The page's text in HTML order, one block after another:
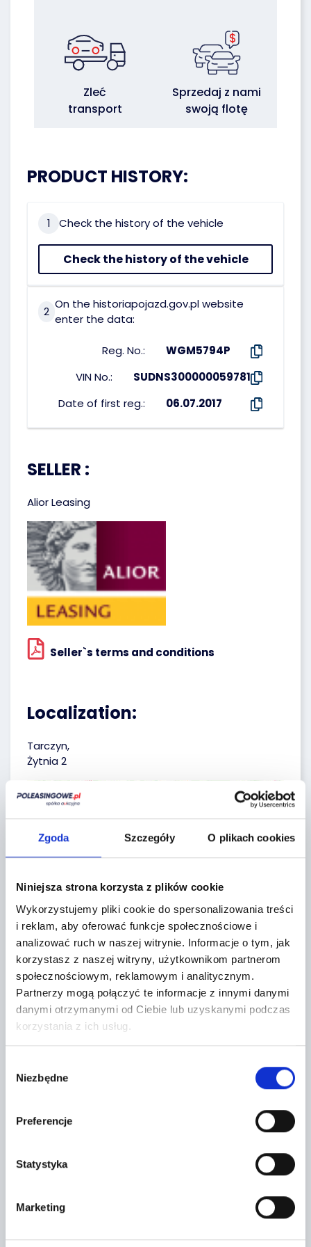
Zgoda Szczegóły O plikach cookies
Niniejsza strona korzysta z plików cookie
Wykorzystujemy pliki cookie do spersonalizowania treści
i reklam, aby oferować funkcje społecznościowe i
analizować ruch w naszej witrynie. Informacje o tym, jak
korzystasz z naszej witryny, użytkownikom partnerom
społecznościowym, reklamowym i analitycznym.
Partnerzy mogą połączyć te informacje z innymi danymi
danymi otrzymanymi od Ciebie lub uzyskanymi podczas
korzystania z ich usług.
zgody
Niezbędne
Preferencje
Statystyka
Marketing
Zleć
transport
Sprzedaj z nami
swoją flotę
PRODUCT HISTORY:
1 Check the history of the vehicle
Check the history of the vehicle
2
On the historiapojazd.gov.pl website
enter the data:
Reg. No.:
WGM5794P
VIN No.:
SUDNS300000059781
Date of first reg.:
06.07.2017
SELLER :
Alior Leasing
Seller`s terms and conditions
Localization:
Tarczyn,
Żytnia 2
+
−
CONTACT FORM